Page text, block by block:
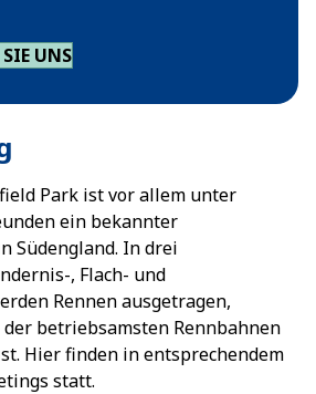
UNS
Park ist vor allem unter
ein bekannter
Südengland. In drei
, Flach- und
Rennen ausgetragen,
betriebsamsten Rennbahnen
Hier finden in entsprechendem
statt.